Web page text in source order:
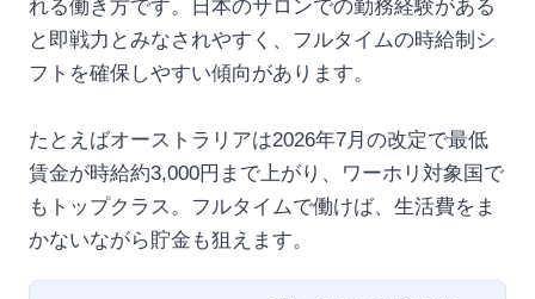
れる働き方です。日本のサロンでの勤務経験がある
と即戦力とみなされやすく、フルタイムの時給制シ
フトを確保しやすい傾向があります。
たとえばオーストラリアは2026年7月の改定で最低
賃金が時給約3,000円まで上がり、ワーホリ対象国で
もトップクラス。フルタイムで働けば、生活費をま
かないながら貯金も狙えます。